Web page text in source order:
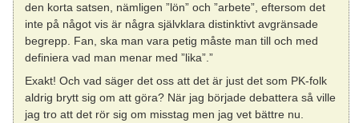
den korta satsen, nämligen ”lön” och ”arbete”, eftersom det
inte på något vis är några självklara distinktivt avgränsade
begrepp. Fan, ska man vara petig måste man till och med
definiera vad man menar med ”lika”.”
Exakt! Och vad säger det oss att det är just det som PK-folk
aldrig brytt sig om att göra? När jag började debattera så ville
jag tro att det rör sig om misstag men jag vet bättre nu.